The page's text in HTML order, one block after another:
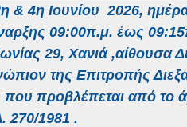
& 4η Ιουνίου 2026,
09:00π.μ. έως
29, Χανιά ,αίθουσα
της Επιτροπής
προβλέπεται από το
270/1981 .